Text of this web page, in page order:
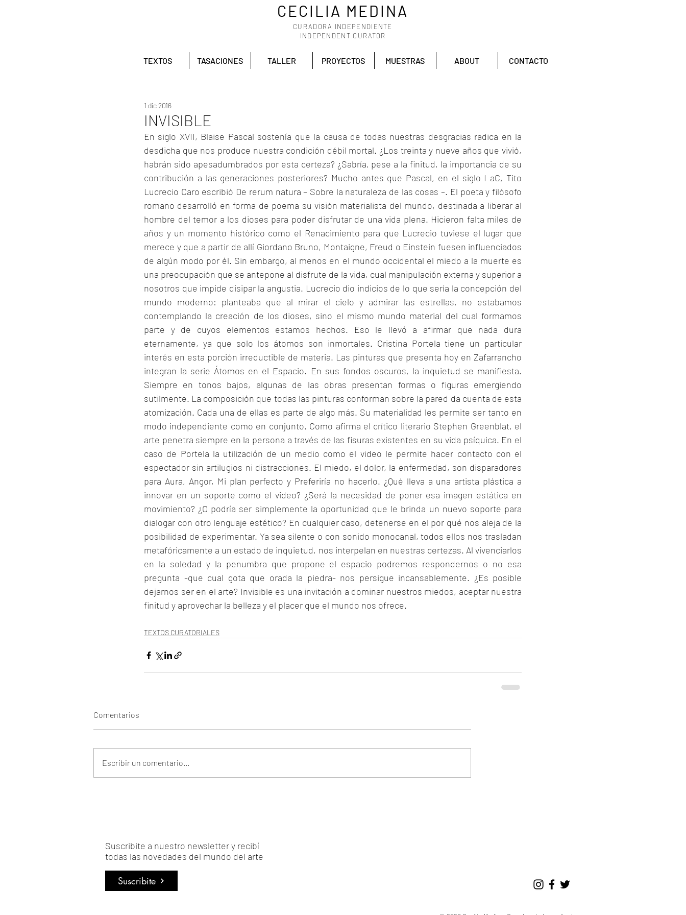
CECILIA MEDINA
CURADORA INDEPENDIENTE
INDEPENDENT CURATOR
TEXTOS TASACIONES TALLER PROYECTOS MUESTRAS ABOUT CONTACTO
INVISIBLE
1 dic 2016
En siglo XVII, Blaise Pascal sostenía que la causa de todas nuestras desgracias radica en la
desdicha que nos produce nuestra condición débil mortal. ¿Los treinta y nueve años que vivió,
habrán sido apesadumbrados por esta certeza? ¿Sabría, pese a la finitud, la importancia de su
contribución a las generaciones posteriores? Mucho antes que Pascal, en el siglo I aC, Tito
Lucrecio Caro escribió De rerum natura – Sobre la naturaleza de las cosas –. El poeta y filósofo
romano desarrolló en forma de poema su visión materialista del mundo, destinada a liberar al
hombre del temor a los dioses para poder disfrutar de una vida plena. Hicieron falta miles de
años y un momento histórico como el Renacimiento para que Lucrecio tuviese el lugar que
merece y que a partir de allí Giordano Bruno, Montaigne, Freud o Einstein fuesen influenciados
de algún modo por él. Sin embargo, al menos en el mundo occidental el miedo a la muerte es
una preocupación que se antepone al disfrute de la vida, cual manipulación externa y superior a
nosotros que impide disipar la angustia. Lucrecio dio indicios de lo que sería la concepción del
mundo moderno: planteaba que al mirar el cielo y admirar las estrellas, no estabamos
contemplando la creación de los dioses, sino el mismo mundo material del cual formamos
parte y de cuyos elementos estamos hechos. Eso le llevó a afirmar que nada dura
eternamente, ya que solo los átomos son inmortales. Cristina Portela tiene un particular
interés en esta porción irreductible de materia. Las pinturas que presenta hoy en Zafarrancho
integran la serie Átomos en el Espacio. En sus fondos oscuros, la inquietud se manifiesta.
Siempre en tonos bajos, algunas de las obras presentan formas o figuras emergiendo
sutilmente. La composición que todas las pinturas conforman sobre la pared da cuenta de esta
atomización. Cada una de ellas es parte de algo más. Su materialidad les permite ser tanto en
modo independiente como en conjunto. Como afirma el crítico literario Stephen Greenblat, el
arte penetra siempre en la persona a través de las fisuras existentes en su vida psíquica. En el
caso de Portela la utilización de un medio como el video le permite hacer contacto con el
espectador sin artilugios ni distracciones. El miedo, el dolor, la enfermedad, son disparadores
para Aura, Angor, Mi plan perfecto y Preferiría no hacerlo. ¿Qué lleva a una artista plástica a
innovar en un soporte como el video? ¿Será la necesidad de poner esa imagen estática en
movimiento? ¿O podría ser simplemente la oportunidad que le brinda un nuevo soporte para
dialogar con otro lenguaje estético? En cualquier caso, detenerse en el por qué nos aleja de la
posibilidad de experimentar. Ya sea silente o con sonido monocanal, todos ellos nos trasladan
metafóricamente a un estado de inquietud, nos interpelan en nuestras certezas. Al vivenciarlos
en la soledad y la penumbra que propone el espacio podremos respondernos o no esa
pregunta -que cual gota que orada la piedra- nos persigue incansablemente. ¿Es posible
dejarnos ser en el arte? Invisible es una invitación a dominar nuestros miedos, aceptar nuestra
finitud y aprovechar la belleza y el placer que el mundo nos ofrece.
TEXTOS CURATORIALES
Comentarios
Escribir un comentario...
Suscribite a nuestro newsletter y recibí
todas las novedades del mundo del arte
Suscribite